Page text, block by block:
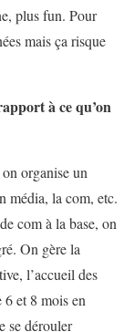
plus fun. Pour
mais ça risque
à ce qu’on
organise un
média, la com, etc.
com à la base, on
On gère la
l’accueil des
et 8 mois en
se dérouler